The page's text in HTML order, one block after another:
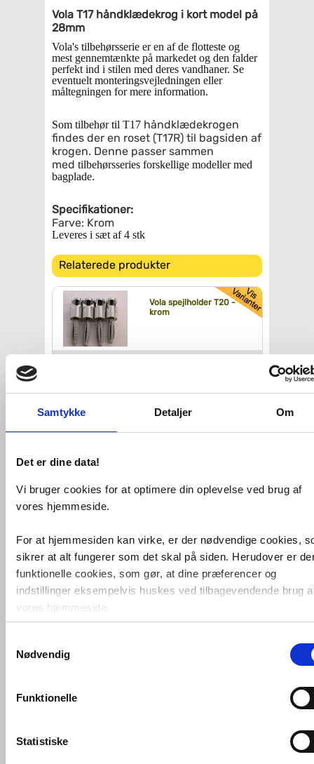
Samtykke Detaljer Om
Det er dine data!
Vi bruger cookies for at optimere din oplevelse ved brug af
vores hjemmeside.
For at hjemmesiden kan virke, er der nødvendige cookies,
sikrer at alt fungerer som det skal på siden. Herudover er
funktionelle cookies, som gør, at dine præferencer og
indstillinger eksempelvis huskes ved tilbagevendende brug
vores hjemmeside.
Foruden nødvendige og funktionelle cookies er der
cookies. Disse bruger vi bl.a. til at måle trafik, omsætning,
marketingcookies, som vi bruger til at målrette vores
markedsføring med henblik på annonceindhold, som giver
Nødvendig
Funktionelle
Statistiske
Vola T17 håndklædekrog i kort model på
28mm
Vola's tilbehørsserie er en af de flotteste og
mest gennemtænkte på markedet og den falder
perfekt ind i stilen med deres vandhaner. Se
eventuelt monteringsvejledningen eller
måltegningen for mere information.
Som tilbehør til T17 håndklædekrogen
findes der en roset (T17R) til bagsiden af
krogen. Denne passer sammen
med tilbehørsseries forskellige modeller med
bagplade.
Specifikationer:
Farve: Krom
Leveres i sæt af 4 stk
Relaterede produkter
Vola spejlholder T20 -
krom
Vola T10JR
sæbedispenser - krom
172,- Køb
Vola håndklædekrog T18